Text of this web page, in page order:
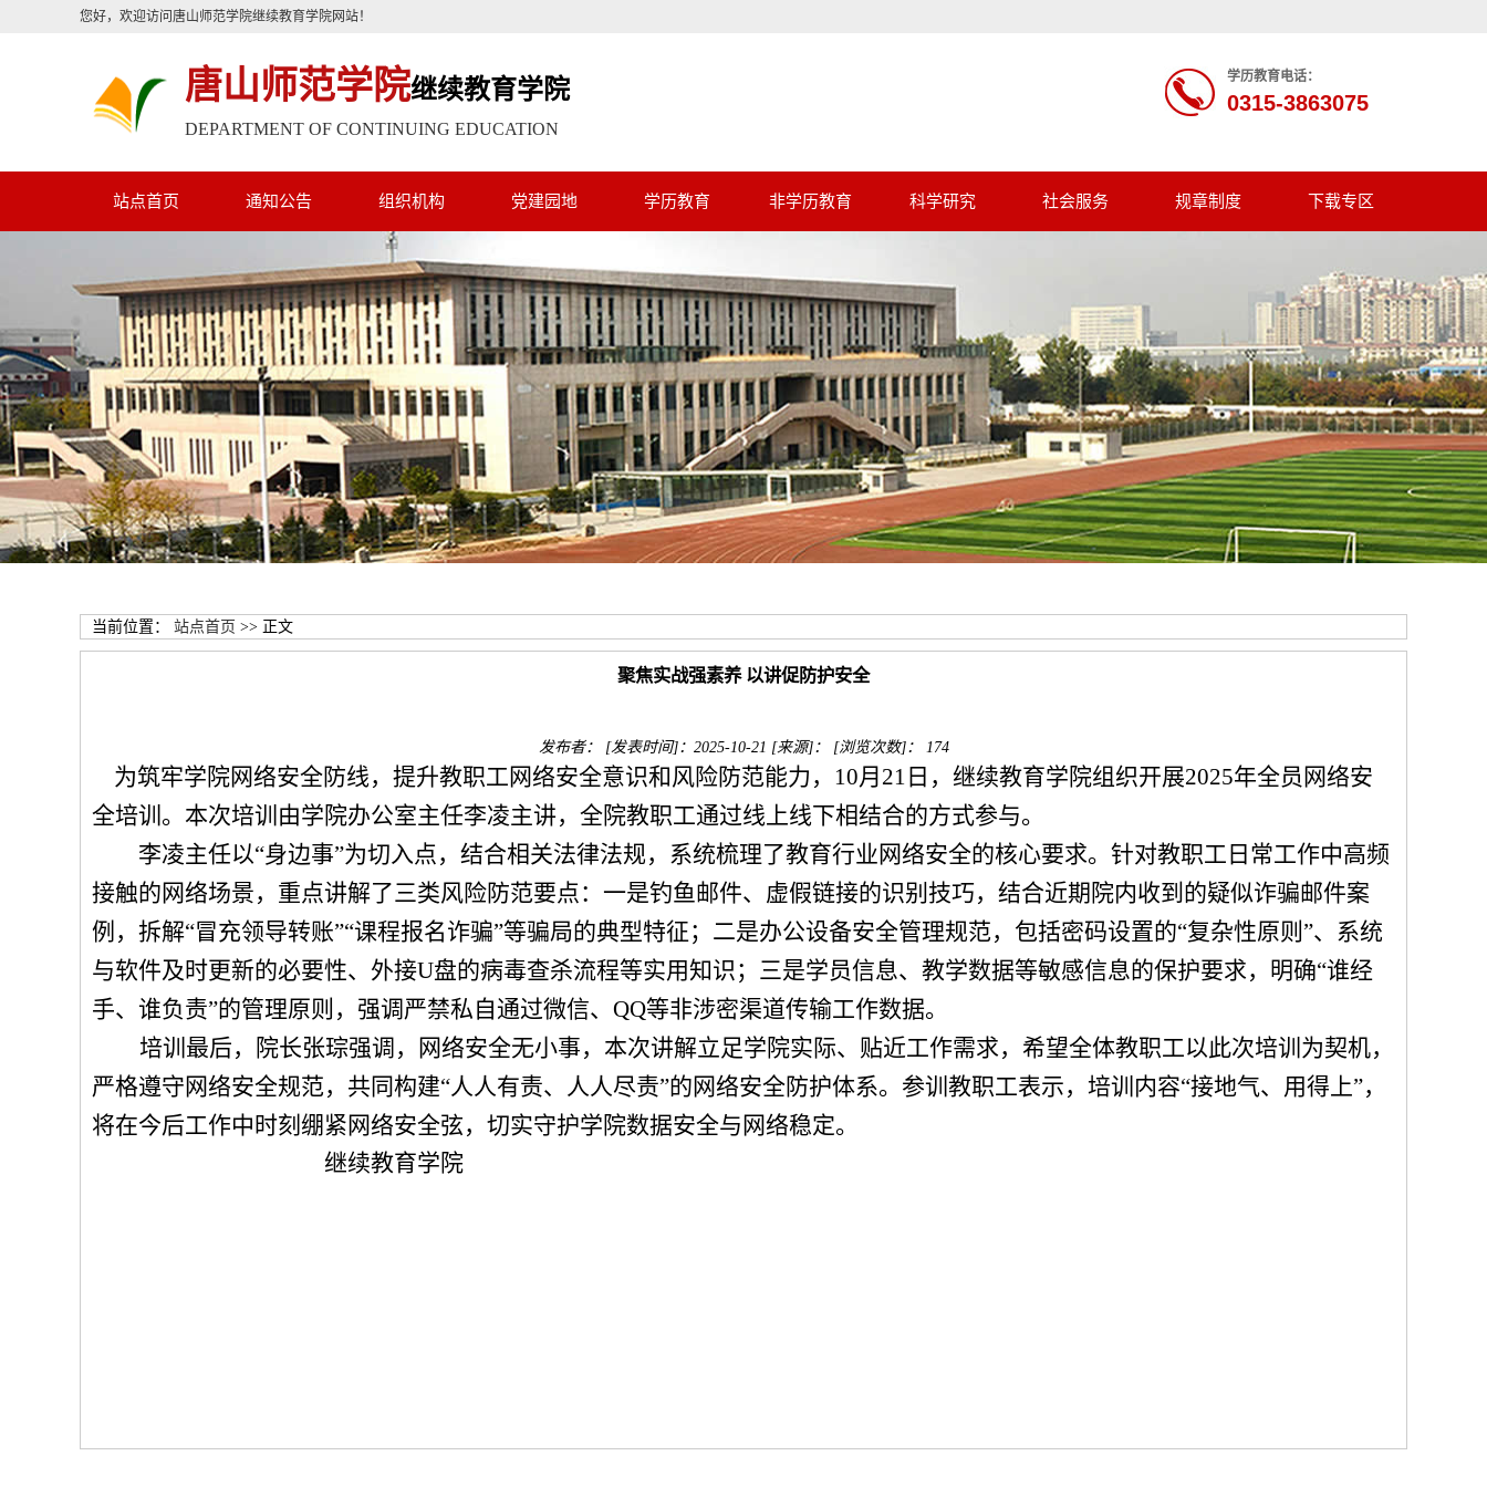
您好，欢迎访问唐山师范学院继续教育学院网站！
唐山师范学院继续教育学院
DEPARTMENT OF CONTINUING EDUCATION
学历教育电话：
0315-3863075
站点首页 通知公告 组织机构 党建园地 学历教育 非学历教育 科学研究 社会服务 规章制度 下载专区
当前位置： 站点首页 >> 正文
聚焦实战强素养 以讲促防护安全
发布者： [发表时间]：2025-10-21 [来源]： [浏览次数]： 174
为筑牢学院网络安全防线，提升教职工网络安全意识和风险防范能力， 10月21日，继续教育学院组织开展2025年全员网络安
全培训。本次培训由学院办公室主任李凌主讲，全院教职工通过线上线下相结合的方式参与。
李凌主任以“身边事”为切入点，结合相关法律法规，系统梳理了教育行业网络安全的核心要求。针对教职工日常工作中高频
接触的网络场景，重点讲解了三类风险防范要点：一是钓鱼邮件、虚假链接的识别技巧，结合近期院内收到的疑似诈骗邮件案
例，拆解“冒充领导转账”“课程报名诈骗”等骗局的典型特征；二是办公设备安全管理规范，包括密码设置的“复杂性原则”、系统
与软件及时更新的必要性、外接U盘的病毒查杀流程等实用知识；三是学员信息、教学数据等敏感信息的保护要求，明确“谁经
手、谁负责”的管理原则，强调严禁私自通过微信、QQ等非涉密渠道传输工作数据。
培训最后，
院长张琮强调，网络安全无小事， 本次讲解立足学院实际、贴近工作需求，希望全体教职工以此次培训为契机，
严格遵守网络安全规范，共同构建“人人有责、人人尽责”的网络安全防护体系。参训教职工表示，培训内容“接地气、用得上”，
将在今后工作中时刻绷紧网络安全弦，切实守护学院数据安全与网络稳定。
继续教育学院